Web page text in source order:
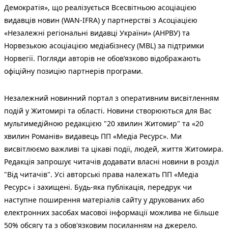
Демократія», що реалізується Всесвітньою асоціацією
видавців новин (WAN-IFRA) у партнерстві з Асоціацією
«Незалежні регіональні видавці України» (АНРВУ) та
Норвезькою асоціацією медіабізнесу (MBL) за підтримки
Норвегії. Погляди авторів не обов’язково відображають
офіційну позицію партнерів програми.
Незалежний новинний портал з оперативним висвітленням
подій у Житомирі та області. Новини створюються для Вас
мультимедійною редакцією "20 хвилин Житомир" та «20
хвилин Романів» видавець ПП «Медіа Ресурс». Ми
висвітлюємо важливі та цікаві події, людей, життя Житомира.
Редакція запрошує читачів додавати власні новини в розділ
"Від читачів". Усі авторські права належать ПП «Медіа
Ресурс» і захищені. Будь-яка публiкацiя, передрук чи
наступне поширення матеріалів сайту у друкованих або
електронних засобах масової інформації можлива не більше
50% обсягу та з обов'язковим посиланням на джерело.